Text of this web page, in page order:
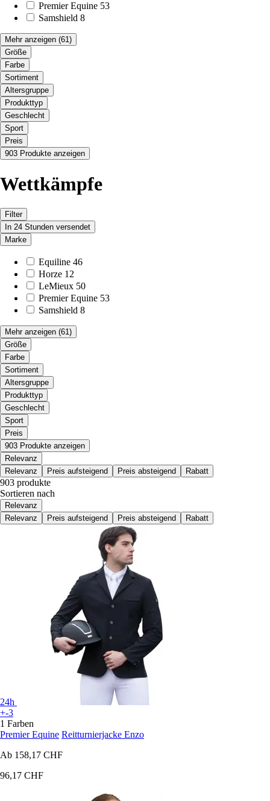
Premier Equine 53
Samshield 8
Mehr anzeigen (61)
Größe
Farbe
Sortiment
Altersgruppe
Produkttyp
Geschlecht
Sport
Preis
903 Produkte anzeigen
Wettkämpfe
Filter
In 24 Stunden versendet
Marke
Equiline 46
Horze 12
LeMieux 50
Premier Equine 53
Samshield 8
Mehr anzeigen (61)
Größe
Farbe
Sortiment
Altersgruppe
Produkttyp
Geschlecht
Sport
Preis
903 Produkte anzeigen
Relevanz
Relevanz
Preis aufsteigend Preis absteigend Rabatt
903 produkte
Sortieren nach
Relevanz
Relevanz
Preis aufsteigend Preis absteigend Rabatt
24h
+-3
1 Farben
Premier Equine Reitturnierjacke Enzo
Ab 158,17 CHF
96,17 CHF